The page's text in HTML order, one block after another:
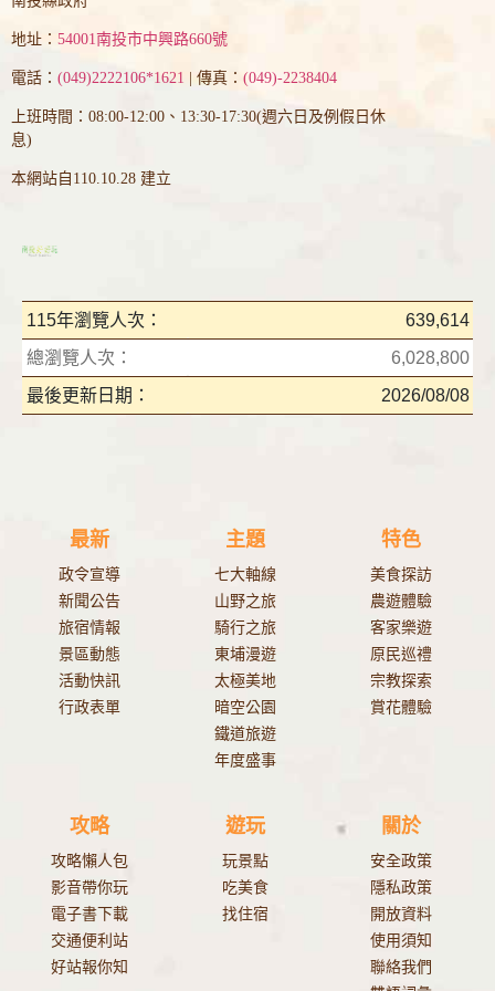
地址： 54001南投市中興路660號
電話： (049)2222106*1621 | 傳真： (049)-2238404
上班時間：08:00-12:00、13:30-17:30(週六日及例假日休
息)
本網站自110.10.28 建立
115年瀏覽人次：
639,614
總瀏覽人次：
6,028,800
最後更新日期：
2026/08/08
最新
政令宣導
新聞公告
旅宿情報
景區動態
活動快訊
行政表單
主題
七大軸線
山野之旅
騎行之旅
東埔漫遊
太極美地
暗空公園
鐵道旅遊
年度盛事
特色
美食探訪
農遊體驗
客家樂遊
原民巡禮
宗教探索
賞花體驗
攻略
攻略懶人包
影音帶你玩
電子書下載
交通便利站
好站報你知
遊玩
玩景點
吃美食
找住宿
關於
安全政策
隱私政策
開放資料
使用須知
聯絡我們